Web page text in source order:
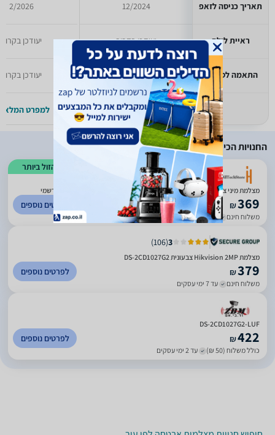
תאריך כניסה לזאפ
ראיית לילה
התאמה לסביבה
12/2024
יעודכן בקרוב
יעודכן בקרוב
למפרט המלא >>
2/2026
יעודכן בקרוב
יעודכן בקרוב
למפרט המלא
החנויות הכי זולות
הזול ביותר
מצלמת מיני צינור IP 2MP דגם DS-2CD1027G2-LUF מבית HikVision יבואן רשמי
₪369
משלוח חינם עד 7 ימי עסקים
לפרטים נוספים
3
(
106
)
מצלמת Hikvision 2MP צבעונית DS-2CD1027G2
₪379
משלוח חינם עד 7 ימי עסקים
לפרטים נוספים
DS-2CD1027G2-LUF
₪422
כולל משלוח (50 ₪) עד 2 ימי עסקים
לפרטים נוספים